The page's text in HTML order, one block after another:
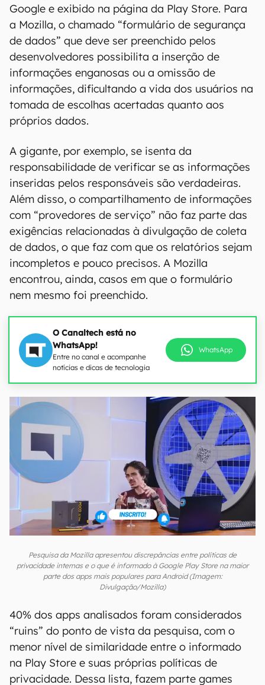
Google e exibido na página da Play Store. Para
a Mozilla, o chamado “formulário de segurança
de dados” que deve ser preenchido pelos
desenvolvedores possibilita a inserção de
informações enganosas ou a omissão de
informações, dificultando a vida dos usuários na
tomada de escolhas acertadas quanto aos
próprios dados.
A gigante, por exemplo, se isenta da
responsabilidade de verificar se as informações
inseridas pelos responsáveis são verdadeiras.
Além disso, o compartilhamento de informações
com “provedores de serviço” não faz parte das
exigências relacionadas à divulgação de coleta
de dados, o que faz com que os relatórios sejam
incompletos e pouco precisos. A Mozilla
encontrou, ainda, casos em que o formulário
nem mesmo foi preenchido.
O Canaltech está no
WhatsApp!
Entre no canal e acompanhe
notícias e dicas de tecnologia
WhatsApp
Pesquisa da Mozilla apresentou discrepâncias entre políticas de
privacidade internas e o que é informado à Google Play Store na maior
parte dos apps mais populares para Android (Imagem:
Divulgação/Mozilla)
40% dos apps analisados foram considerados
“ruins” do ponto de vista da pesquisa, com o
menor nível de similaridade entre o informado
na Play Store e suas próprias políticas de
privacidade. Dessa lista, fazem parte games